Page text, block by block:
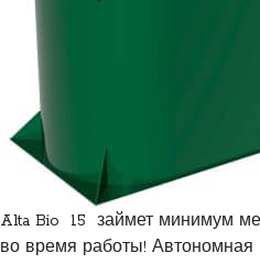
Alta Bio 15 займет минимум
во время работы! Автономная